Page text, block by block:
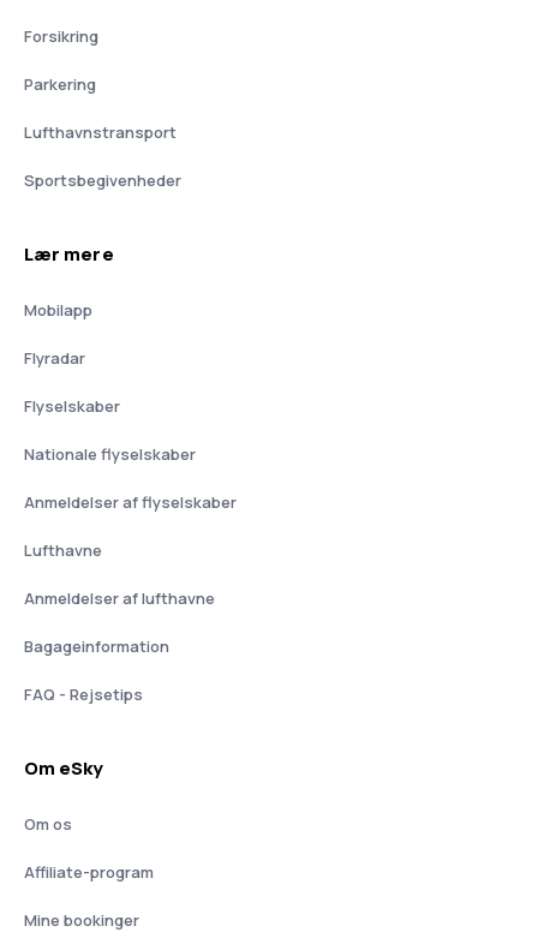
Forsikring
Parkering
Lufthavnstransport
Sportsbegivenheder
Lær mere
Mobilapp
Flyradar
Flyselskaber
Nationale flyselskaber
Anmeldelser af flyselskaber
Lufthavne
Anmeldelser af lufthavne
Bagageinformation
FAQ - Rejsetips
Om eSky
Om os
Affiliate-program
Mine bookinger